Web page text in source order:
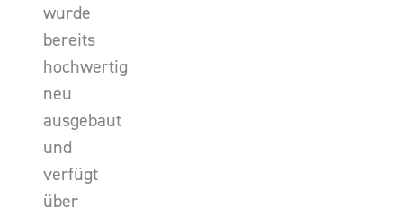
wurde
bereits
hochwertig
neu
ausgebaut
und
verfügt
über